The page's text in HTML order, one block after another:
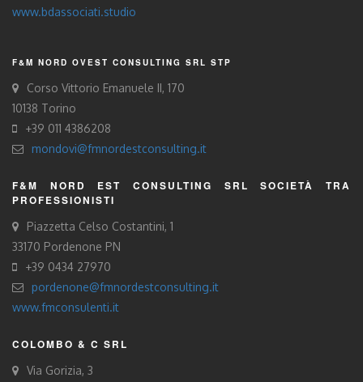
www.bdassociati.studio
F&M NORD OVEST CONSULTING SRL STP
Corso Vittorio Emanuele II, 170
10138 Torino
+39 011 4386208
mondovi@fmnordestconsulting.it
F&M NORD EST CONSULTING SRL SOCIETÀ TRA
PROFESSIONISTI
Piazzetta Celso Costantini, 1
33170 Pordenone PN
+39 0434 27970
pordenone@fmnordestconsulting.it
www.fmconsulenti.it
COLOMBO & C SRL
Via Gorizia, 3